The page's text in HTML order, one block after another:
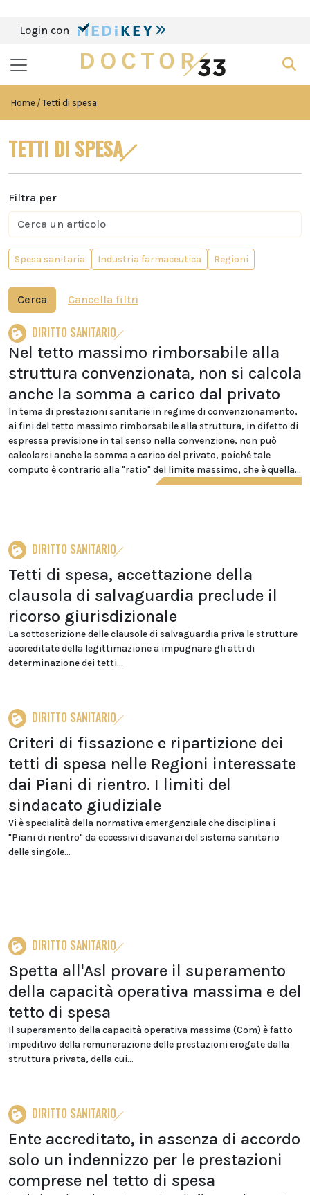
Login con
Home Tetti di spesa
TETTI DI SPESA
Filtra per
Spesa sanitaria Industria farmaceutica Regioni
Cerca Cancella filtri
DIRITTO SANITARIO
Nel tetto massimo rimborsabile alla
struttura convenzionata, non si calcola
anche la somma a carico dal privato
In tema di prestazioni sanitarie in regime di convenzionamento,
ai fini del tetto massimo rimborsabile alla struttura, in difetto di
espressa previsione in tal senso nella convenzione, non può
calcolarsi anche la somma a carico del privato, poiché tale
computo è contrario alla "ratio" del limite massimo, che è quella...
DIRITTO SANITARIO
Tetti di spesa, accettazione della
clausola di salvaguardia preclude il
ricorso giurisdizionale
La sottoscrizione delle clausole di salvaguardia priva le strutture
accreditate della legittimazione a impugnare gli atti di
determinazione dei tetti...
DIRITTO SANITARIO
Criteri di fissazione e ripartizione dei
tetti di spesa nelle Regioni interessate
dai Piani di rientro. I limiti del
sindacato giudiziale
Vi è specialità della normativa emergenziale che disciplina i
"Piani di rientro" da eccessivi disavanzi del sistema sanitario
delle singole...
DIRITTO SANITARIO
Spetta all'Asl provare il superamento
della capacità operativa massima e del
tetto di spesa
Il superamento della capacità operativa massima (Com) è fatto
impeditivo della remunerazione delle prestazioni erogate dalla
struttura privata, della cui...
DIRITTO SANITARIO
Ente accreditato, in assenza di accordo
solo un indennizzo per le prestazioni
comprese nel tetto di spesa